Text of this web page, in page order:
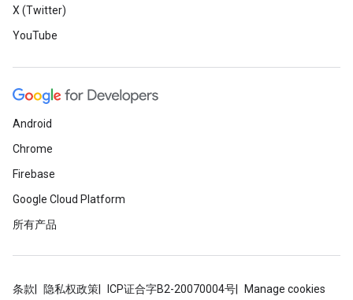
X (Twitter)
YouTube
Android
Chrome
Firebase
Google Cloud Platform
所有产品
条款 隐私权政策 ICP证合字B2-20070004号 Manage cookies